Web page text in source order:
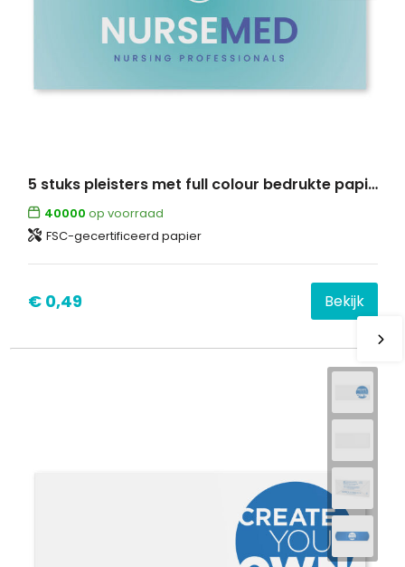
5 stuks pleisters met full colour bedrukte papieren envelop
40000 op voorraad
FSC-gecertificeerd papier
€ 0,49 Bekijk